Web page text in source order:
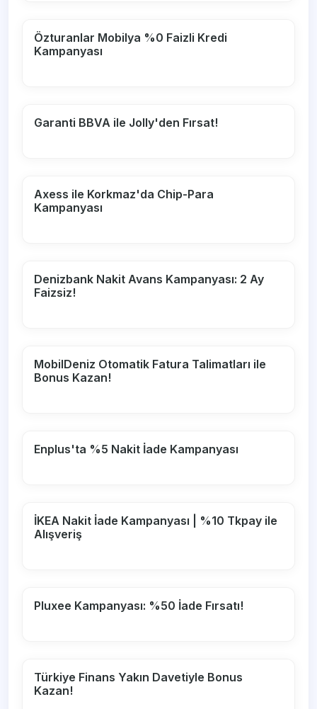
Özturanlar Mobilya %0 Faizli Kredi
Kampanyası
Garanti BBVA ile Jolly'den Fırsat!
Axess ile Korkmaz'da Chip-Para
Kampanyası
Denizbank Nakit Avans Kampanyası: 2 Ay
Faizsiz!
MobilDeniz Otomatik Fatura Talimatları ile
Bonus Kazan!
Enplus'ta %5 Nakit İade Kampanyası
İKEA Nakit İade Kampanyası | %10 Tkpay ile
Alışveriş
Pluxee Kampanyası: %50 İade Fırsatı!
Türkiye Finans Yakın Davetiyle Bonus
Kazan!